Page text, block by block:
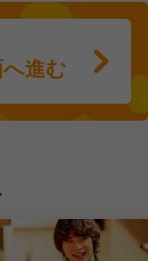
進む